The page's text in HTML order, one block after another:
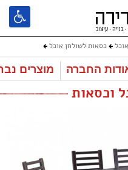
כסאות לשולחן אוכל
החברה מוצרים
וכסאות